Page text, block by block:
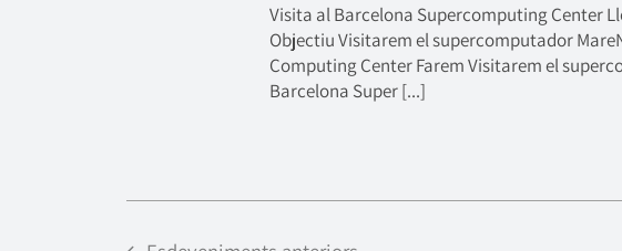
Visita al Barcelona Supercomputing Center
Objectiu Visitarem el supercomputador
Computing Center Farem Visitarem el
Barcelona Super [...]